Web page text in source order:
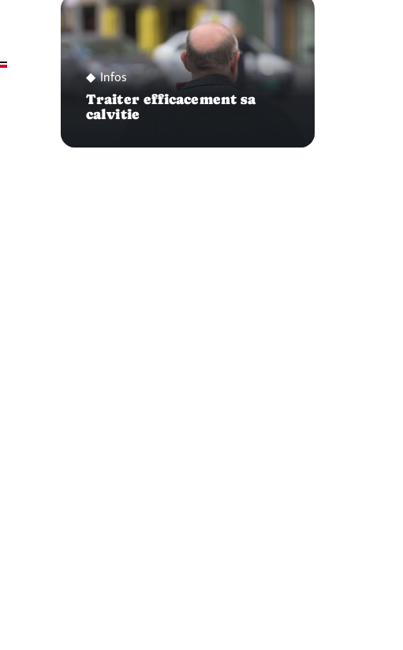
Infos
Traiter efficacement sa
calvitie